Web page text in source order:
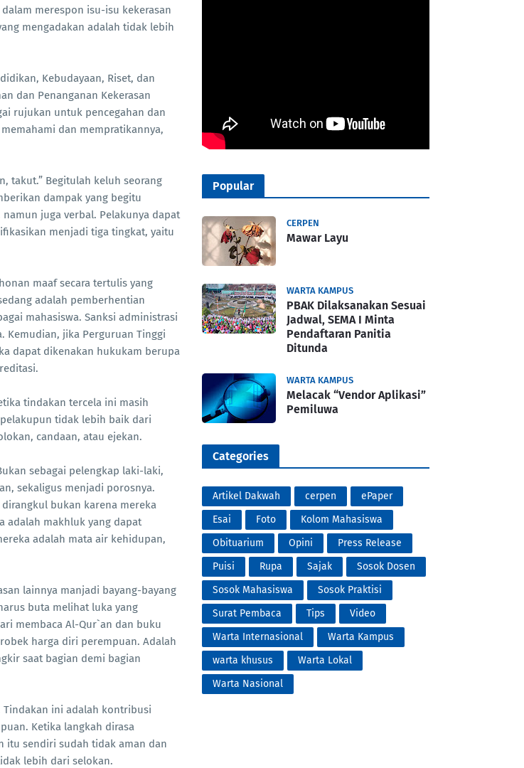
merespon isu-isu kekerasan
mengadakan adalah tidak lebih
Kebudayaan, Riset, dan
dan Penanganan Kekerasan
rujukan untuk pencegahan dan
dan mempratikannya,
takut.” Begitulah keluh seorang
dampak yang begitu
juga verbal. Pelakunya dapat
menjadi tiga tingkat, yaitu
maaf secara tertulis yang
adalah pemberhentian
mahasiswa. Sanksi administrasi
Kemudian, jika Perguruan Tinggi
dapat dikenakan hukukam berupa
tindakan tercela ini masih
tidak lebih baik dari
candaan, atau ejekan.
sebagai pelengkap laki-laki,
sekaligus menjadi porosnya.
bukan karena mereka
adalah makhluk yang dapat
adalah mata air kehidupan,
lainnya manjadi bayang-bayang
buta melihat luka yang
membaca Al-Qur`an dan buku
harga diri perempuan. Adalah
saat bagian demi bagian
Tindakan ini adalah kontribusi
Ketika langkah dirasa
itu sendiri sudah tidak aman dan
lebih dari selokan.
Popular
CERPEN
Mawar Layu
WARTA KAMPUS
PBAK Dilaksanakan Sesuai
Jadwal, SEMA I Minta
Pendaftaran Panitia
Ditunda
WARTA KAMPUS
Melacak “Vendor Aplikasi”
Pemiluwa
Categories
Artikel Dakwah cerpen
ePaper
Esai
Foto
Kolom Mahasiswa
Obituarium
Opini
Press Release
Puisi
Rupa Sajak
Sosok Dosen
Sosok Mahasiswa
Sosok Praktisi
Surat Pembaca
Tips
Video
Warta Internasional
Warta Kampus
warta khusus
Warta Lokal
Warta Nasional